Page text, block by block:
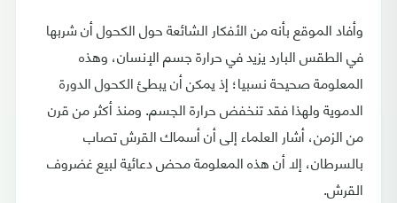
وأفاد الموقع بأنه من الأفكار الشائعة حول الكحول أن شربها
في الطقس البارد يزيد في حرارة جسم الإنسان، وهذه
المعلومة صحيحة نسبيا؛ إذ يمكن أن يبطئ الكحول الدورة
الدموية ولهذا فقد تنخفض حرارة الجسم. ومنذ أكثر من قرن
من الزمن، أشار العلماء إلى أن أسماك القرش تصاب
بالسرطان، إلا أن هذه المعلومة محض دعائية لبيع غضروف
القرش.